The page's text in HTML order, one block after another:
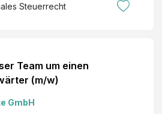
Steuerrecht
Team um einen
(m/w)
GmbH